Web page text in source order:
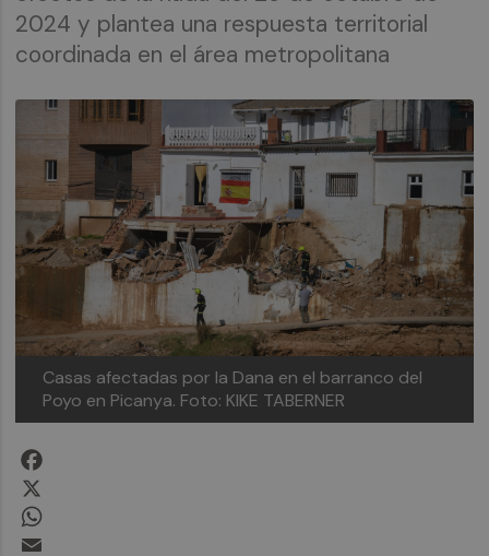
2024 y plantea una respuesta territorial
coordinada en el área metropolitana
Casas afectadas por la Dana en el barranco del
Poyo en Picanya. Foto: KIKE TABERNER